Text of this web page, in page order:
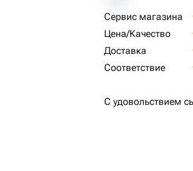
Сервис магазина
Цена/Качество
Доставка
Соответствие
С удовольствием